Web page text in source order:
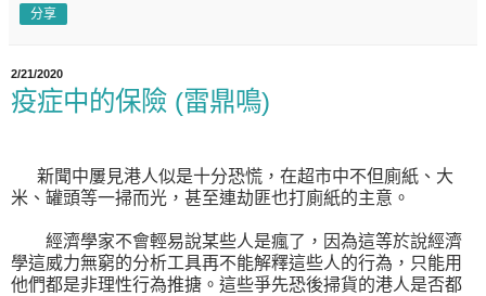
分享
2/21/2020
疫症中的保險 (雷鼎鳴)
新聞中屢見港人似是十分恐慌，在超市中不但廁紙、大
米、罐頭等一掃而光，甚至連劫匪也打廁紙的主意。
經濟學家不會輕易說某些人是瘋了，因為這等於說經濟
學這威力無窮的分析工具再不能解釋這些人的行為，只能用
他們都是非理性行為推搪。這些爭先恐後掃貨的港人是否都